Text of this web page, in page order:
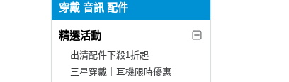
穿戴 音訊 配件
精選活動
出清配件下殺1折起
三星穿戴｜耳機限時優惠